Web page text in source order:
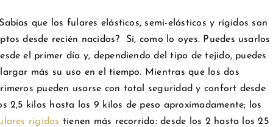
que los fulares elásticos, semi-elásticos y rígidos son
desde recién nacidos? Sí, como lo oyes. Puedes usarlos
el primer día y, dependiendo del tipo de tejido, puedes
más su uso en el tiempo. Mientras que los dos
pueden usarse con total seguridad y confort desde
2,5 kilos hasta los 9 kilos de peso aproximadamente; los
rígidos tienen más recorrido: desde los 2 hasta los 25